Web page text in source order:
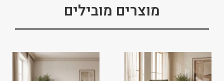
מוצרים מובילים